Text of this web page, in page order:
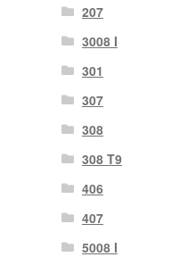
207
3008 I
301
307
308
308 T9
406
407
5008 I